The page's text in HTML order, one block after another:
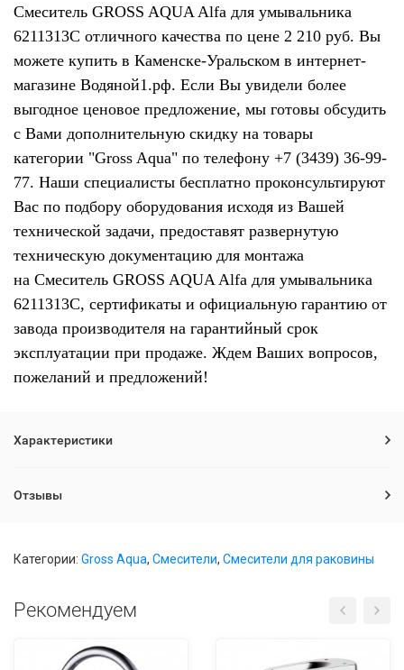
Смеситель GROSS AQUA Alfa для умывальника
6211313С отличного качества по цене 2 210 руб. Вы
можете купить в Каменске-Уральском в интернет-
магазине Водяной1.рф. Если Вы увидели более
выгодное ценовое предложение, мы готовы обсудить
с Вами дополнительную скидку на товары
категории "Gross Aqua" по телефону +7 (3439) 36-99-
77. Наши специалисты бесплатно проконсультируют
Вас по подбору оборудования исходя из Вашей
технической задачи, предоставят развернутую
техническую документацию для монтажа
на Смеситель GROSS AQUA Alfa для умывальника
6211313С, сертификаты и официальную гарантию от
завода производителя на гарантийный срок
эксплуатации при продаже. Ждем Ваших вопросов,
пожеланий и предложений!
Характеристики
Отзывы
Категории: Gross Aqua, Смесители, Смесители для раковины
Рекомендуем